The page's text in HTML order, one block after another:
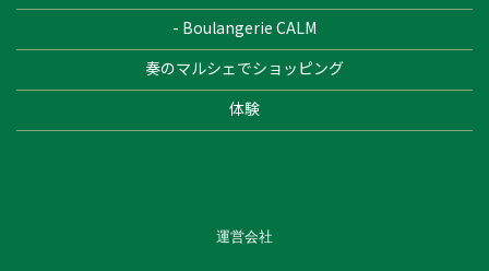
- Boulangerie CALM
奏のマルシェでショッピング
体験
運営会社